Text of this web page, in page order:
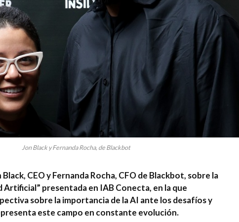
Jon Black y Fernanda Rocha, de Blackbot
CEO y Fernanda Rocha, CFO de Blackbot, sobre la
Artificial” presentada en IAB Conecta, en la que
sobre la importancia de la AI ante los desafíos y
este campo en constante evolución.